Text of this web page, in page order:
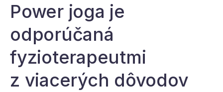
Power joga je
odporúčaná
fyzioterapeutmi
z viacerých dôvodov